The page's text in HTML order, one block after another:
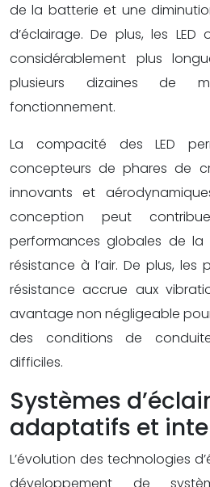
de la batterie et une
d’éclairage. De plus, les
considérablement plus
plusieurs dizaines de
fonctionnement.
La compacité des LED
concepteurs de phares de
innovants et
conception peut
performances globales de
résistance à l’air. De plus, les
résistance accrue aux
avantage non négligeable
des conditions de
difficiles.
Systèmes
adaptatifs et
L’évolution des technologies